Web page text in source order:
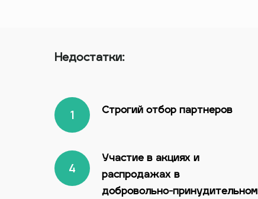
Недостатки:
Строгий отбор партнеров
Участие в акциях и
распродажах в
добровольно-принудительном